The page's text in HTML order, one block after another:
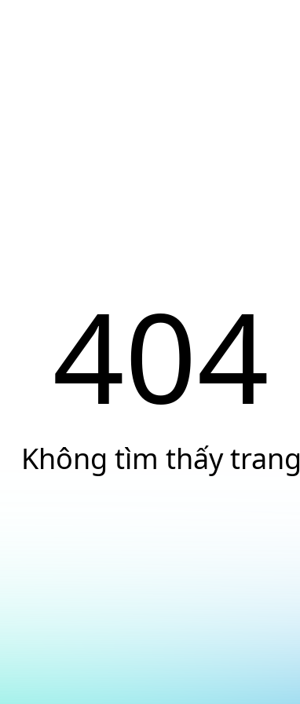
404
Không tìm thấy trang